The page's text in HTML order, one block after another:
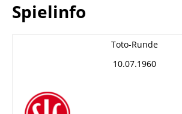
Spielinfo
Toto-Runde
10.07.1960